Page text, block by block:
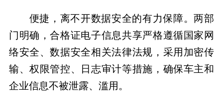
便捷，离不开数据安全的有力保障。两部
门明确，合格证电子信息共享严格遵循国家网
络安全、数据安全相关法律法规，采用加密传
输、权限管控、日志审计等措施，确保车主和
企业信息不被泄露、滥用。